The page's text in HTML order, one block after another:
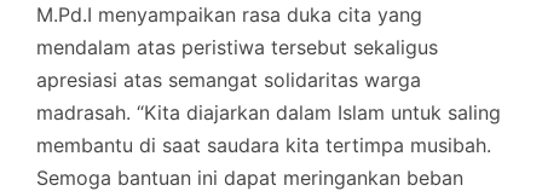
M.Pd.I menyampaikan rasa duka cita yang
mendalam atas peristiwa tersebut sekaligus
apresiasi atas semangat solidaritas warga
madrasah. “Kita diajarkan dalam Islam untuk saling
membantu di saat saudara kita tertimpa musibah.
Semoga bantuan ini dapat meringankan beban